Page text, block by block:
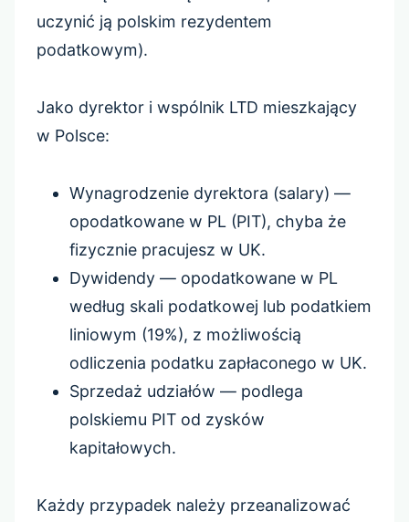
uczynić ją polskim rezydentem
podatkowym).
Jako dyrektor i wspólnik LTD mieszkający
w Polsce:
Wynagrodzenie dyrektora (salary) —
opodatkowane w PL (PIT), chyba że
fizycznie pracujesz w UK.
Dywidendy — opodatkowane w PL
według skali podatkowej lub podatkiem
liniowym (19%), z możliwością
odliczenia podatku zapłaconego w UK.
Sprzedaż udziałów — podlega
polskiemu PIT od zysków
kapitałowych.
Każdy przypadek należy przeanalizować